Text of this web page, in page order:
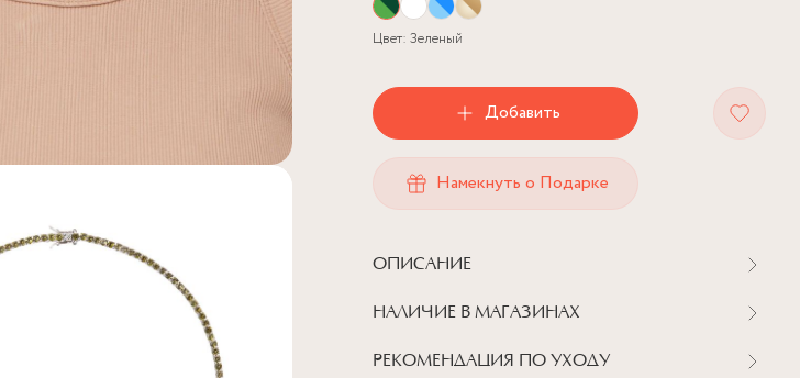
Цвет: Зеленый
Добавить
Намекнуть о Подарке
ОПИСАНИЕ
НАЛИЧИЕ В МАГАЗИНАХ
РЕКОМЕНДАЦИЯ ПО УХОДУ